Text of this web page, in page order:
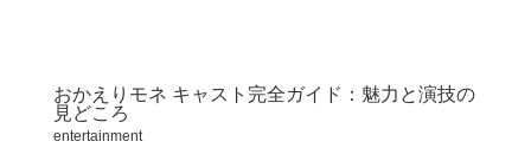
おかえりモネ キャスト完全ガイド：魅力と演技の
見どころ
entertainment